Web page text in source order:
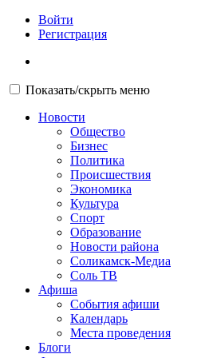
Войти
Регистрация
Показать/скрыть меню
Новости
Общество
Бизнес
Политика
Происшествия
Экономика
Культура
Спорт
Образование
Новости района
Соликамск-Медиа
Соль ТВ
Афиша
События афиши
Календарь
Места проведения
Блоги